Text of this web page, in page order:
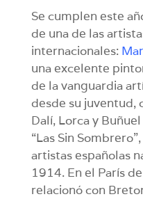
Se cumplen este
de una de las
internacionales:
una excelente
de la vanguardia
desde su juventud,
Dalí, Lorca y
“Las Sin
artistas españolas
1914. En el París
relacionó con